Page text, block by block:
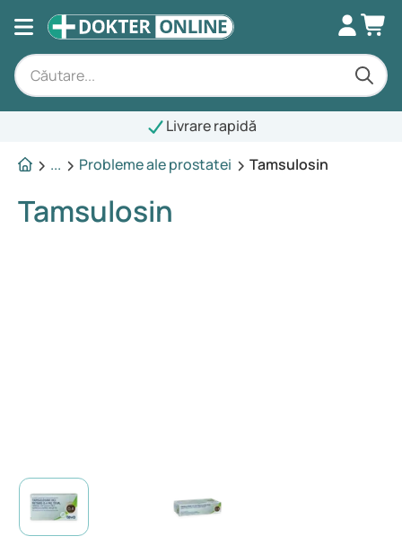
Livrare rapidă
...
Probleme ale prostatei Tamsulosin
Tamsulosin